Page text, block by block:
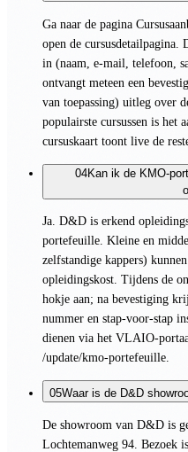
Ga naar de pagina
open de
in (naam, e-mail, telefoon,
ontvangt meteen een
van toepassing) uitleg over
populairste cursussen is het
cursuskaart toont live de
04Kan ik de KMO-
Ja. D&D is erkend
portefeuille. Kleine en
zelfstandige kappers)
opleidingskost. Tijdens de
hokje aan; na bevestiging
nummer en stap-voor-stap
dienen via het VLAIO-
/update/kmo-portefeuille.
05Waar is de D&D
De showroom van D&D is
Lochtemanweg 94. Bezoek